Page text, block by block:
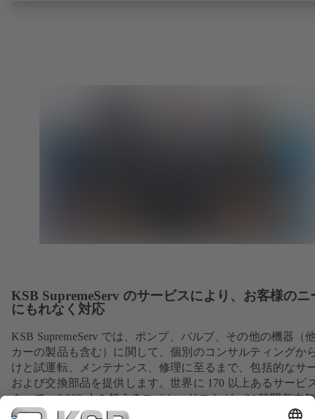
KSB SupremeServ のサービスにより、お客様のニ
にもれなく対応
KSB SupremeServ では、ポンプ、バルブ、その他の機器（
カーの製品も含む）に関して、個別のコンサルティングか
けと試運転、メンテナンス、修理に至るまで、包括的なサ
および交換部品を提供します。世界に 170 以上あるサービ
ターで、3,000 人を超えるスペシャリストが、24 時間年中
体制でお客様をサポートします。お客様は本業にご専念く